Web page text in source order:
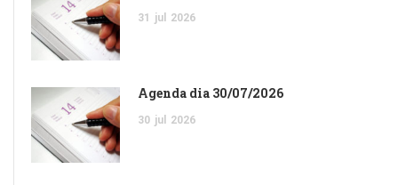
31 jul 2026
Agenda dia 30/07/2026
30 jul 2026